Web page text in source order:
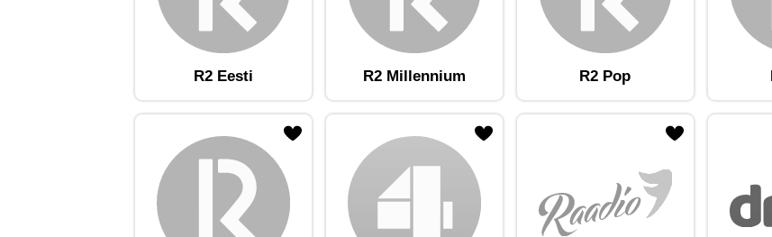
R2 Eesti R2 Millennium R2 Pop
Lisa raadiojaam lemmikute hulkaLisa raadiojaam lemmikute hulkaLisa raadiojaam lemmikute hulka